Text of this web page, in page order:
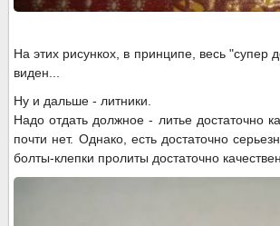
На этих рисункох, в принципе, весь "супер
виден...
Ну и дальше - литники.
Надо отдать должное - литье достаточно
почти нет. Однако, есть достаточно
болты-клепки пролиты достаточно